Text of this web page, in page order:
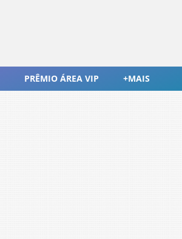
PRÊMIO ÁREA VIP +MAIS